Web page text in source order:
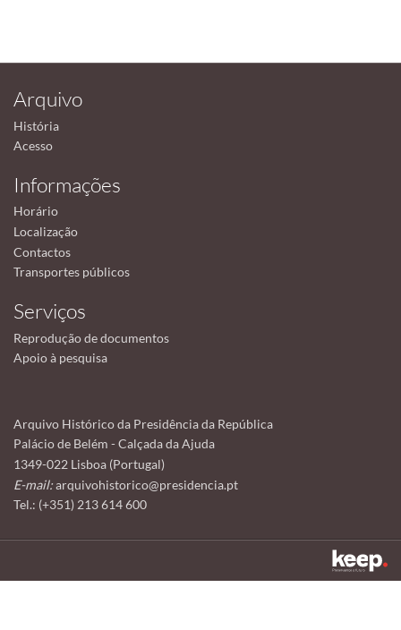
Arquivo
História
Acesso
Informações
Horário
Localização
Contactos
Transportes públicos
Serviços
Reprodução de documentos
Apoio à pesquisa
Arquivo Histórico da Presidência da República
Palácio de Belém - Calçada da Ajuda
1349-022 Lisboa (Portugal)
E-mail:arquivohistorico@presidencia.pt
Tel.: (+351) 213 614 600